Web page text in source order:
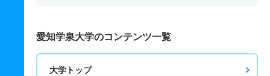
愛知学泉大学のコンテンツ一覧
大学トップ